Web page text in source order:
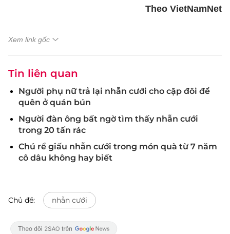
Theo VietNamNet
Xem link gốc
Tin liên quan
Người phụ nữ trả lại nhẫn cưới cho cặp đôi để
quên ở quán bún
Người đàn ông bất ngờ tìm thấy nhẫn cưới
trong 20 tấn rác
Chú rể giấu nhẫn cưới trong món quà từ 7 năm
cô dâu không hay biết
Chủ đề: nhẫn cưới